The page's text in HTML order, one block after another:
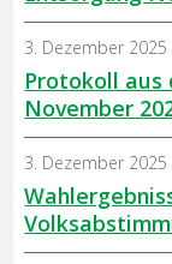
Protokoll aus
November
3. Dezember 2025
3. Dezember 2025